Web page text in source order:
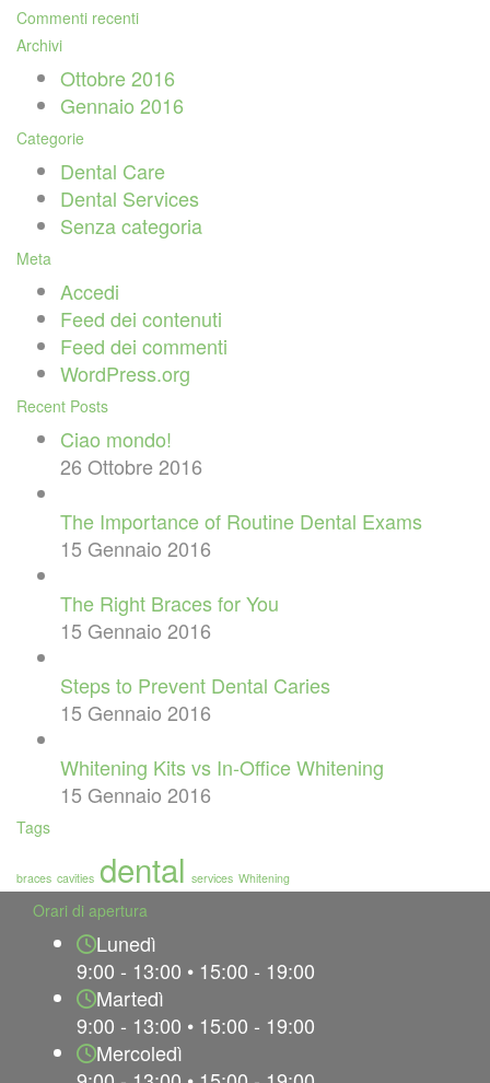
Commenti recenti
Archivi
Ottobre 2016
Gennaio 2016
Categorie
Dental Care
Dental Services
Senza categoria
Meta
Accedi
Feed dei contenuti
Feed dei commenti
WordPress.org
Recent Posts
Ciao mondo!
26 Ottobre 2016
The Importance of Routine Dental Exams
15 Gennaio 2016
The Right Braces for You
15 Gennaio 2016
Steps to Prevent Dental Caries
15 Gennaio 2016
Whitening Kits vs In-Office Whitening
15 Gennaio 2016
Tags
braces cavities dental services Whitening
Orari di apertura
Lunedì
9:00 - 13:00 • 15:00 - 19:00
Martedì
9:00 - 13:00 • 15:00 - 19:00
Mercoledì